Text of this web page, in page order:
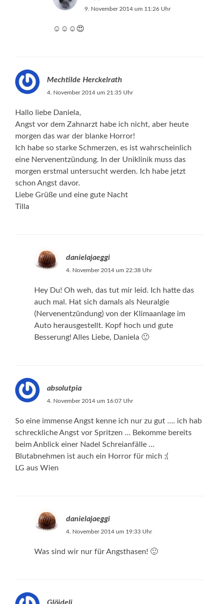
9. November 2014 um 11:26 Uhr
☺️☺️☺️😍
Mechtilde Herckelrath
4. November 2014 um 21:35 Uhr
Hallo liebe Daniela,
Angst vor dem Zahnarzt habe ich nicht, aber heute
morgen das war der blanke Horror!
Ich habe so starke Schmerzen, es ist wahrscheinlich
eine Nervenentzündung. In der Uniklinik muss das
morgen erstmal untersucht werden. Ich habe jetzt
schon Angst davor.
Liebe Grüße und eine gute Nacht
Tilla
danielajaeggi
4. November 2014 um 22:38 Uhr
Hey Du! Oh weh, das tut mir leid. Ich hatte das
auch mal. Hat sich damals als Neuralgie
(Nervenentzündung) von der Klimaanlage im
Auto herausgestellt. Kopf hoch und gute
Besserung! Alles Liebe, Daniela 🙂
absolutpia
4. November 2014 um 16:07 Uhr
So eine immense Angst kenne ich nur zu gut …. ich hab
schreckliche Angst vor Spritzen … Bekomme bereits
beim Anblick einer Nadel Schreianfälle …
Blutabnehmen ist auch ein Horror für mich ;(
LG aus Wien
danielajaeggi
4. November 2014 um 19:33 Uhr
Was sind wir nur für Angsthasen! 🙂
Glöideli